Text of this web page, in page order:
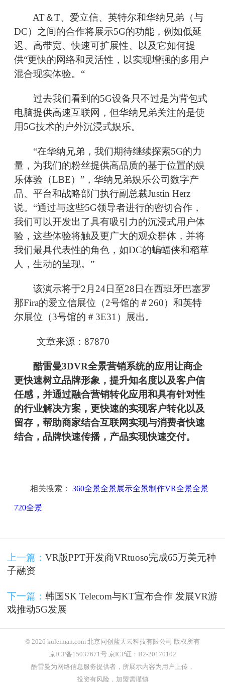
AT＆T、爱立信、英特尔和华纳兄弟（与
DC）之间的合作将展示5G的功能，例如低延
迟、高带宽、快速可扩展性、以及它如何提
供“更快的网络和灵活性，以实现增强的多用户
混合现实体验。“
过去我们看到的5G设备只不过是为背包式
电脑提供高速互联网，但华纳兄弟关注的是使
用5G技术的户外沉浸式娱乐。
“在华纳兄弟，我们期待继续探索5G的力
量，为我们的粉丝提供高品质的基于位置的娱
乐体验（LBE）”，华纳兄弟娱乐公司数字产
品、平台和战略部门执行副总裁Justin Herz
说。“通过与这些5G领导者进行的密切合作，
我们可以开发出了具有吸引力的沉浸式用户体
验，这些体验将触及更广大的观众群体，并将
我们最具代表性的角色，如DC的蝙蝠侠和稻草
人，生动的呈现。”
该演示将于2月24日至28日在西班牙巴塞罗
那Fira的爱立信展位（2号馆的＃260）和英特
尔展位（3号馆的＃3E31）展出。
文章来源：87870
酷雷曼3DVR全景营销系统的应用让商企
更快速树立品牌形象，提升知名度以及客户信
任感，并通过融合营销转化应用和具有针对性
的行业解决方案，更快速的实现客户转化以及
留存，帮助商家结合互联网实现与消费者快速
结合，品牌快速传播，产品实现快速交付。
相关搜索： 360全景全景展示全景制作VR全景全景
720全景
上一篇： VR版PPT开发商VRtuoso完成65万美元种
子融资
下一篇： 韩国SK Telecom与KT宣布合作 发展VR游
戏推动5G发展
© 2026 kuleiman.com 北京同创蓝天云科技有限公司 版权所有
京ICP备15037671号 京ICP证：B2-20170102
酷雷曼为网络信息服务提供者，所展示内容为用户上传，
投资有风险，加盟需谨慎